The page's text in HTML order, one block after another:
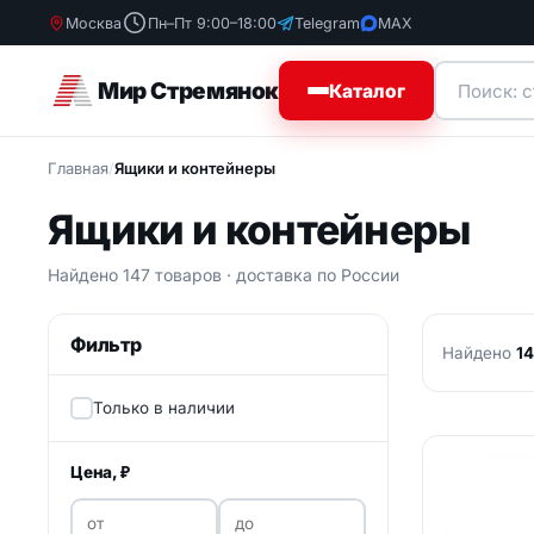
Москва Пн–Пт 9:00–18:00 Telegram MAX
Мир Стремянок Каталог
Стремянки
Лестницы
Лестницы подставки
Строительные подмости
Шарнирные лестницы
Специальные лестницы
стремянки
Главная/Ящики и контейнеры
Ящики и контейнеры
Найдено 147 товаров · доставка по России
Фильтр
Только в наличии
Цена, ₽
Найдено